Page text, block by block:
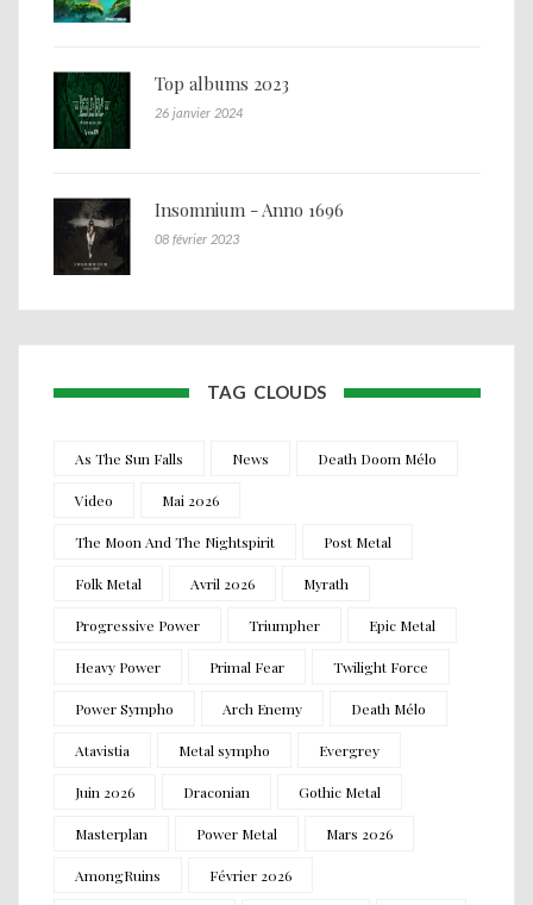
Top albums 2023
26 janvier 2024
Insomnium - Anno 1696
08 février 2023
TAG CLOUDS
As The Sun Falls News Death Doom Mélo
Video Mai 2026
The Moon And The Nightspirit Post Metal
Folk Metal Avril 2026 Myrath
Progressive Power Triumpher Epic Metal
Heavy Power Primal Fear Twilight Force
Power Sympho Arch Enemy Death Mélo
Atavistia Metal sympho Evergrey
Juin 2026 Draconian Gothic Metal
Masterplan Power Metal Mars 2026
AmongRuins Février 2026